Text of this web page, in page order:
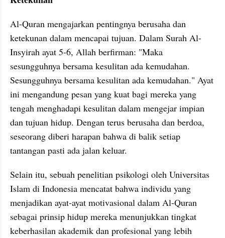
Al-Quran mengajarkan pentingnya berusaha dan
ketekunan dalam mencapai tujuan. Dalam Surah Al-
Insyirah ayat 5-6, Allah berfirman: "Maka
sesungguhnya bersama kesulitan ada kemudahan.
Sesungguhnya bersama kesulitan ada kemudahan." Ayat
ini mengandung pesan yang kuat bagi mereka yang
tengah menghadapi kesulitan dalam mengejar impian
dan tujuan hidup. Dengan terus berusaha dan berdoa,
seseorang diberi harapan bahwa di balik setiap
tantangan pasti ada jalan keluar.
Selain itu, sebuah penelitian psikologi oleh Universitas
Islam di Indonesia mencatat bahwa individu yang
menjadikan ayat-ayat motivasional dalam Al-Quran
sebagai prinsip hidup mereka menunjukkan tingkat
keberhasilan akademik dan profesional yang lebih